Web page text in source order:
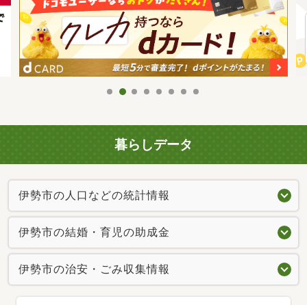
暮らしデータ
伊勢市の人口などの統計情報
伊勢市の結婚・育児の助成金
伊勢市の治安・ごみ収集情報